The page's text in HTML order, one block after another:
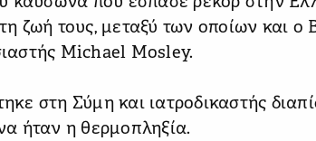
ζωή τους, μεταξύ των οποίων και ο
Michael Mosley.
στη Σύμη και ιατροδικαστής
ήταν η θερμοπληξία.